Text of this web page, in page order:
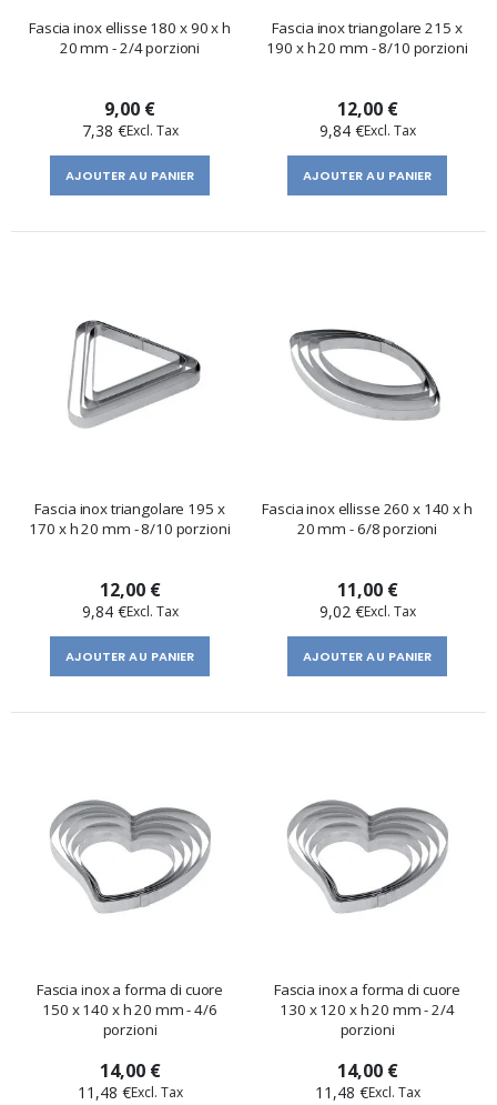
Fascia inox ellisse 180 x 90 x h
20 mm - 2/4 porzioni
9,00 €
7,38 €
AJOUTER AU PANIER
Fascia inox triangolare 215 x
190 x h 20 mm - 8/10 porzioni
12,00 €
9,84 €
AJOUTER AU PANIER
Fascia inox triangolare 195 x
170 x h 20 mm - 8/10 porzioni
12,00 €
9,84 €
AJOUTER AU PANIER
Fascia inox ellisse 260 x 140 x h
20 mm - 6/8 porzioni
11,00 €
9,02 €
AJOUTER AU PANIER
Fascia inox a forma di cuore
150 x 140 x h 20 mm - 4/6
porzioni
14,00 €
11,48 €
Fascia inox a forma di cuore
130 x 120 x h 20 mm - 2/4
porzioni
14,00 €
11,48 €